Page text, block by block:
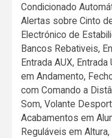
Condicionado
Alertas sobre Cinto
Electrónico de
Bancos Rebativeis,
Entrada AUX,
em Andamento,
com Comando a
Som, Volante
Acabamentos em
Reguláveis em